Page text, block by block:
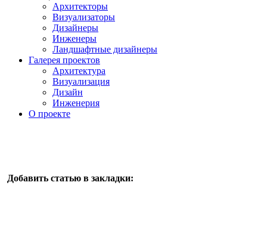
Архитекторы
Визуализаторы
Дизайнеры
Инженеры
Ландшафтные дизайнеры
Галерея проектов
Архитектура
Визуализация
Дизайн
Инженерия
О проекте
Добавить статью в закладки: